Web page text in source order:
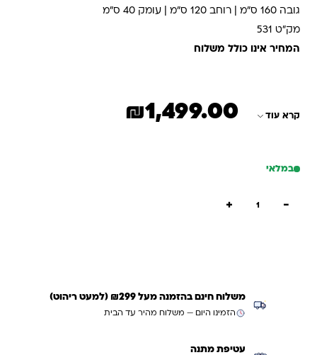
גובה 160 ס"מ | רוחב 120 ס"מ | עומק 40 ס"מ
מק"ט 531
המחיר אינו כולל משלוח
קרא עוד ₪1,499.00
במלאי
−
+
משלוח חינם בהזמנה מעל ₪299 (למעט ריהוט)
הזמינו היום — משלוח מהיר עד הבית
עטיפת מתנה